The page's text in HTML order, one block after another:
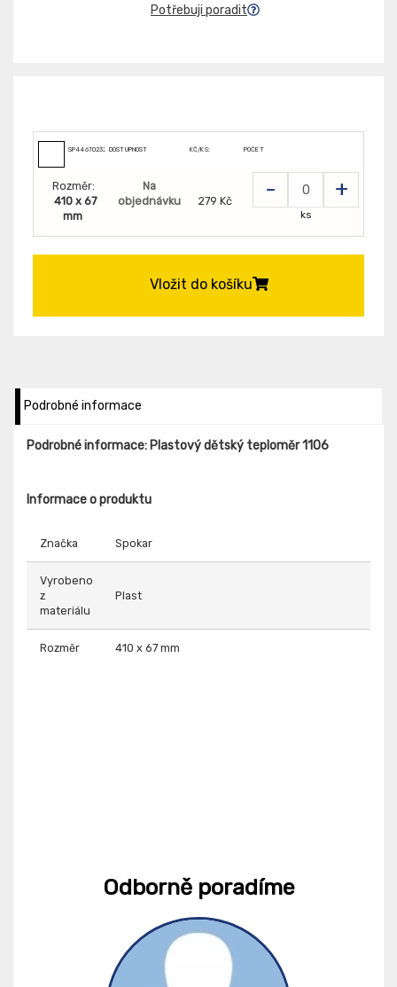
Potřebuji poradit
SP4467023200DOSTUPNOST KČ/KS: POČET
Rozměr:
410 x 67
mm
Na
objednávku
279 Kč - +
ks
Vložit do košíku
Podrobné informace
Podrobné informace: Plastový dětský teploměr 1106
Informace o produktu
Značka Spokar
Vyrobeno
z
materiálu
Plast
Rozměr 410 x 67 mm
Odborně poradíme